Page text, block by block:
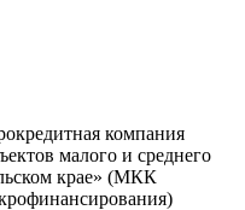
компания
малого и среднего
крае» (МКК